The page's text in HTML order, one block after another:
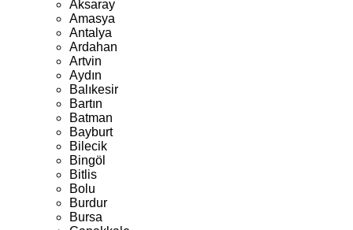
Aksaray
Amasya
Antalya
Ardahan
Artvin
Aydın
Balıkesir
Bartın
Batman
Bayburt
Bilecik
Bingöl
Bitlis
Bolu
Burdur
Bursa